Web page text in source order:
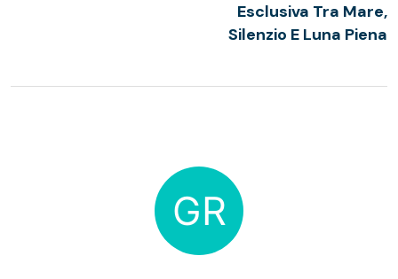
Esclusiva Tra Mare,
Silenzio E Luna Piena